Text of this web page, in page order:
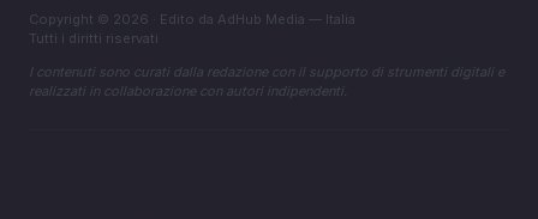
Copyright © 2026 · Edito da AdHub Media — Italia
Tutti i diritti riservati
I contenuti sono curati dalla redazione con il supporto di strumenti digitali e
realizzati in collaborazione con autori indipendenti.